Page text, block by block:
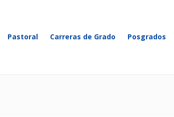
Pastoral Carreras de Grado Posgrados